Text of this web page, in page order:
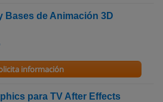
Bases de Animación 3D
información
para TV After Effects